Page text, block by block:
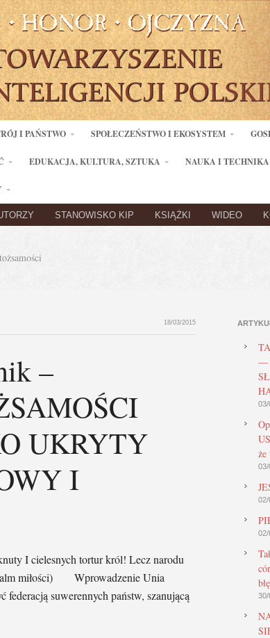
I PAŃSTWO SPOŁECZEŃSTWO I EKOSYSTEM
EDUKACJA, KULTURA, SZTUKA NAUKA I TECHNIKA
STANOWISKO KIP KSIĄŻKI WIDEO
18/03/2015
–
UKRYTY
I
I cielesnych tortur król! Lecz narodu
miłości) Wprowadzenie Unia
federacją suwerennych państw, szanującą
—
03/
że
03/
02/
02/
30/